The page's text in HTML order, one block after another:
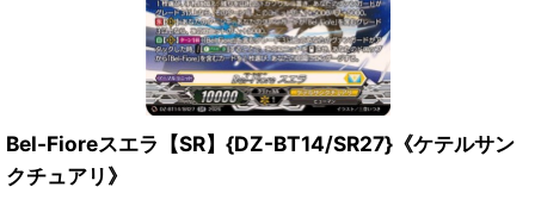
Bel-Fioreスエラ【SR】{DZ-BT14/SR27}《ケテルサン
クチュアリ》